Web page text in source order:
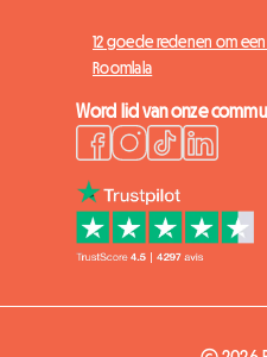
12 goede redenen om
Roomlala
Word lid van onze